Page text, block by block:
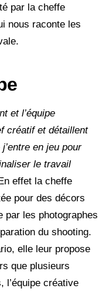
par la cheffe
nous raconte les
et l’équipe
créatif et détaillent
en jeu pour
le travail
effet la cheffe
pour des décors
par les photographes
du shooting.
elle leur propose
que plusieurs
l’équipe créative